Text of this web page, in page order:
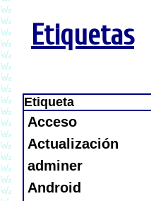
Etiquetas
Etiqueta
Acceso
Actualización
adminer
Android